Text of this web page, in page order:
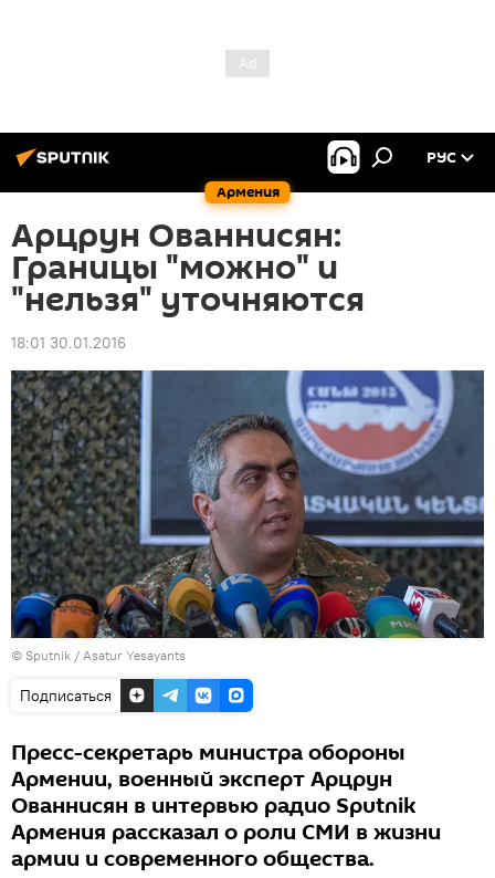
Армения
РУС
Арцрун Ованнисян:
Границы "можно" и
"нельзя" уточняются
18:01 30.01.2016
© Sputnik / Asatur Yesayants
Подписаться
Пресс-секретарь министра обороны
Армении, военный эксперт Арцрун
Ованнисян в интервью радио Sputnik
Армения рассказал о роли СМИ в жизни
армии и современного общества.